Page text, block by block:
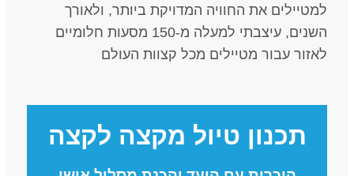
למטיילים את החוויה המדויקת ביותר, ולאורך
השנים, עיצבתי למעלה מ-150 מסעות חלומיים
לאזור עבור מטיילים מכל קצוות העולם
תכנון טיול מקצה לקצה